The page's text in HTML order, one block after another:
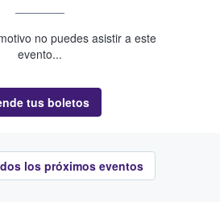
no puedes asistir a este
evento...
tus boletos
los próximos eventos